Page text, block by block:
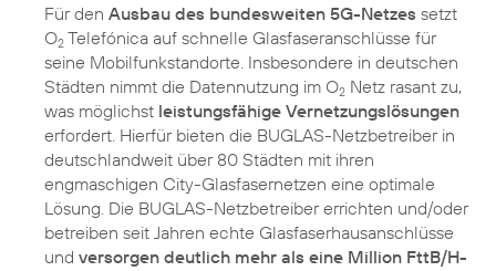
Für den Ausbau des bundesweiten 5G-Netzes setzt
O2 Telefónica auf schnelle Glasfaseranschlüsse für
seine Mobilfunkstandorte. Insbesondere in deutschen
Städten nimmt die Datennutzung im O2 Netz rasant zu,
was möglichst leistungsfähige Vernetzungslösungen
erfordert. Hierfür bieten die BUGLAS-Netzbetreiber in
deutschlandweit über 80 Städten mit ihren
engmaschigen City-Glasfasernetzen eine optimale
Lösung. Die BUGLAS-Netzbetreiber errichten und/oder
betreiben seit Jahren echte Glasfaserhausanschlüsse
und versorgen deutlich mehr als eine Million FttB/H-